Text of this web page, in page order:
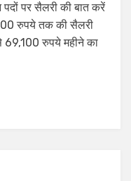
पर सैलरी की बात करें
रुपये तक की सैलरी
69,100 रुपये महीने का